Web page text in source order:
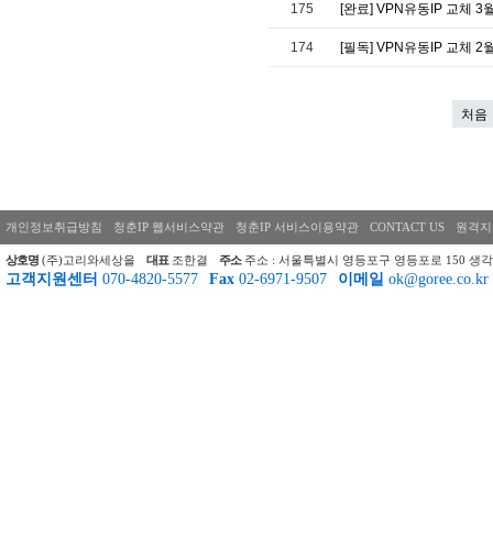
175 [완료] VPN유동IP 교체 3
174 [필독] VPN유동IP 교체 2
처음
개인정보취급방침 청춘IP 웹서비스약관 청춘IP 서비스이용약관 CONTACT US 원격
상호명 (주)고리와세상을 대표 조한결 주소 주소 : 서울특별시 영등포구 영등포로 150 생
고객지원센터 070-4820-5577 Fax 02-6971-9507 이메일 ok@goree.co.kr